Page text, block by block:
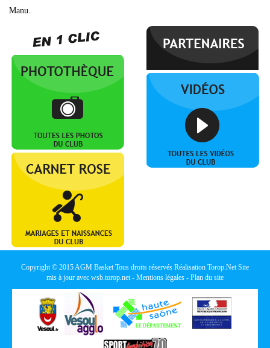
Manu.
Copyright © 2015AGM BasketTous droits réservés Réalisation Torop.NetSite
mis à jour avec wsb.torop.net- Mentions légales - Plan du site